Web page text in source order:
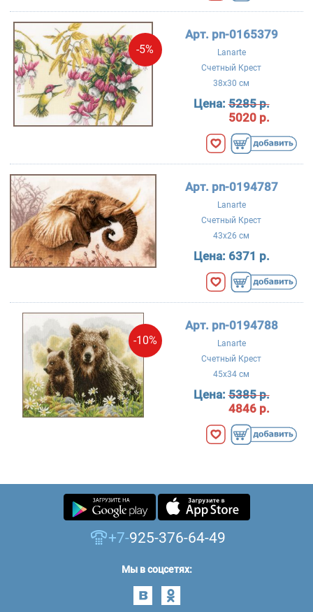
-5%
Арт. pn-0165379
Lanarte
Счетный Крест
38x30 см
Цена:5285 р.
5020 р.
Арт. pn-0194787
Lanarte
Счетный Крест
43x26 см
Цена: 6371 р.
-10%
Арт. pn-0194788
Lanarte
Счетный Крест
45x34 см
Цена:5385 р.
4846 р.
+7-925-376-64-49
Мы в соцсетях: